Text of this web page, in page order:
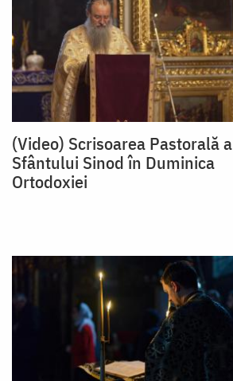
(Video) Scrisoarea Pastorală a
Sfântului Sinod în Duminica
Ortodoxiei